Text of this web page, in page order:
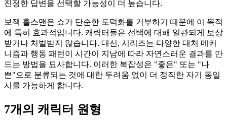
진정한 답변을 선택할 가능성이 더 높습니다.
보잭 홀스맨은 쇼가 단순한 도덕화를 거부하기 때문에 이 목적
에 특히 효과적입니다. 캐릭터들은 선택에 대해 일관되게 보상
받거나 처벌받지 않습니다. 대신, 시리즈는 다양한 대처 메커
니즘과 행동 패턴이 시간이 지남에 따라 자연스러운 결과를 만
드는 방법을 묘사합니다. 이러한 복잡성은 "좋은" 또는 "나
쁜"으로 분류되는 것에 대한 두려움 없이 더 정직한 자기 동일
시를 가능하게 합니다.
7개의 캐릭터 원형